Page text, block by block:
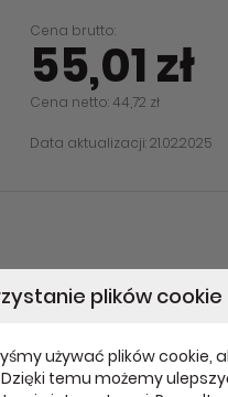
Cena brutto:
55,01 zł
Cena netto: 44,72 zł
Data aktualizacji: 21.02.2025
Laut Prime
plików cookie
używać plików cookie,
temu możemy